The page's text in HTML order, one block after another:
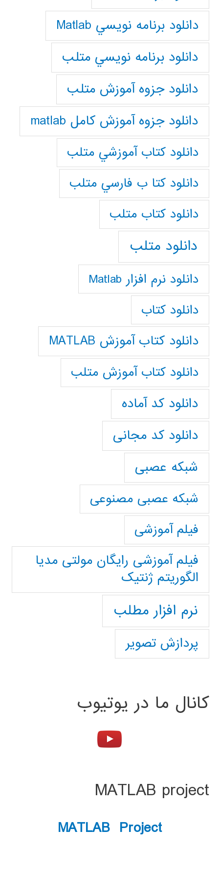
دانلود برنامه نويسي Matlab
دانلود برنامه نويسي متلب
دانلود جزوه آموزش متلب
دانلود جزوه آموزش کامل matlab
دانلود كتاب آموزشي متلب
دانلود كتا ب فارسي متلب
دانلود كتاب متلب
دانلود متلب
دانلود نرم افزار Matlab
دانلود کتاب
دانلود کتاب آموزش MATLAB
دانلود کتاب آموزش متلب
دانلود کد آماده
دانلود کد مجانی
شبکه عصبی
شبکه عصبی مصنوعی
فیلم آموزشی
فیلم آموزشی رایگان مولتی مدیا
الگوریتم ژنتیک
نرم افزار مطلب
پردازش تصویر
کانال ما در یوتیوب
MATLAB project
MATLAB Project